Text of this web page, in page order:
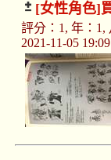
[女性角色]
評分：1, 年：1,
2021-11-05